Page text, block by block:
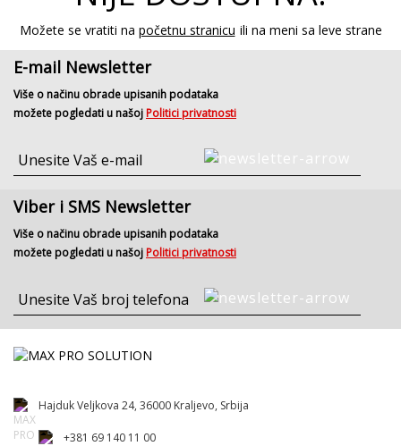
Možete se vratiti na početnu stranicu ili na meni sa leve strane
E-mail Newsletter
Više o načinu obrade upisanih podataka
možete pogledati u našoj Politici privatnosti
Viber i SMS Newsletter
Više o načinu obrade upisanih podataka
možete pogledati u našoj Politici privatnosti
Hajduk Veljkova 24, 36000 Kraljevo, Srbija
+381 69 140 11 00